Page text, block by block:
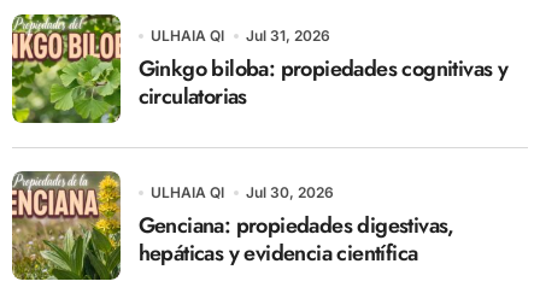
ULHAIA QI Jul 31, 2026
Ginkgo biloba: propiedades cognitivas y
circulatorias
ULHAIA QI Jul 30, 2026
Genciana: propiedades digestivas,
hepáticas y evidencia científica